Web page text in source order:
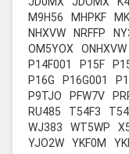
M9H56
MHPKF
NHXVW
NRFFP
OM5YOX
ONHXVW
P14F001
P15F
P16G
P16G001
P9TJO
PFW7V
RU485
T54F3
WJ383
WT5WP
YJO2W
YKF0M